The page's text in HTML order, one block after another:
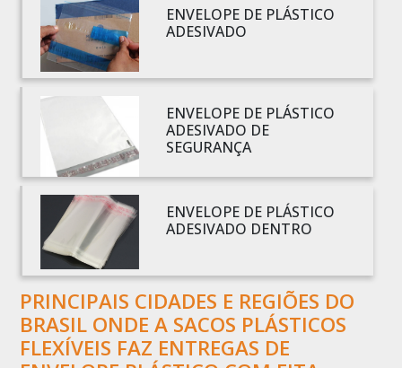
BOBINA PLÁSTICO BOLHA
BOBINA PLÁSTICO FILME
BOBINA PLÁSTICO SHRINK
BOBINAS EM PLÁSTICO BOLHA 1
BOBINAS PARA SACOLAS PLÁSTICAS
BOBINAS PLÁSTICAS PARA EMBALAGENS
BOBINAS PLÁSTICAS PARA FABRICAR SACOLAS
BOBINAS PLÁSTICAS PERSONALIZADAS
BOBINAS PLÁSTICAS PICOTADAS
BOBINAS PLÁSTICAS RECICLADAS
BOBINAS PLÁSTICAS TÉCNICAS
CAIXA EMBALAGEM PLÁSTICA TRANSPARENTE
CAPA PLÁSTICA PARA DOCUMENTOS
ENVELOPE DE PLÁSTICO
ADESIVADO
ENVELOPE DE PLÁSTICO
ADESIVADO DE
SEGURANÇA
ENVELOPE DE PLÁSTICO
ADESIVADO DENTRO
PRINCIPAIS CIDADES E REGIÕES DO
BRASIL ONDE A SACOS PLÁSTICOS
FLEXÍVEIS FAZ ENTREGAS DE